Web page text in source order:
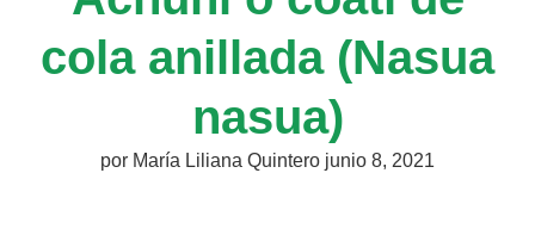
cola anillada (Nasua
nasua)
por María Liliana Quintero junio 8, 2021